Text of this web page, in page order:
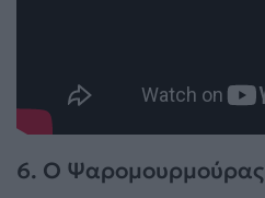
6. Ο Ψαρομουρμούρας